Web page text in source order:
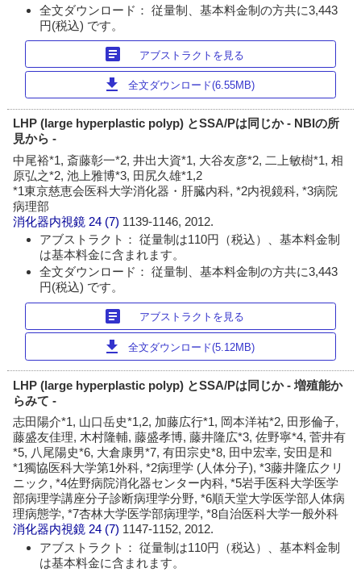
全文ダウンロード： 従量制、基本料金制の方共に3,443
円(税込) です。
article アブストラクトを見る
download 全文ダウンロード(6.55MB)
LHP (large hyperplastic polyp) とSSA/Pは同じか - NBIの所
見から -
中尾裕*1, 斎藤彰一*2, 井出大資*1, 大谷友彦*2, 二上敏樹*1, 相
原弘之*2, 池上雅博*3, 田尻久雄*1,2
*1東京慈恵会医科大学消化器・肝臓内科, *2内視鏡科, *3病院
病理部
消化器内視鏡 24 (7) 1139-1146, 2012.
アブストラクト： 従量制は110円（税込）、基本料金制
は基本料金に含まれます。
全文ダウンロード： 従量制、基本料金制の方共に3,443
円(税込) です。
article アブストラクトを見る
download 全文ダウンロード(5.12MB)
LHP (large hyperplastic polyp) とSSA/Pは同じか - 増殖能か
らみて -
志田陽介*1, 山口岳史*1,2, 加藤広行*1, 岡本洋祐*2, 田形倫子,
藤盛友佳理, 木村隆輔, 藤盛孝博, 藤井隆広*3, 佐野寧*4, 菅井有
*5, 八尾陽史*6, 大倉康男*7, 有田宗史*8, 田中宏幸, 安田是和
*1獨協医科大学第1外科, *2病理学 (人体分子), *3藤井隆広クリ
ニック, *4佐野病院消化器センター内科, *5岩手医科大学医学
部病理学講座分子診断病理学分野, *6順天堂大学医学部人体病
理病態学, *7杏林大学医学部病理学, *8自治医科大学一般外科
消化器内視鏡 24 (7) 1147-1152, 2012.
アブストラクト： 従量制は110円（税込）、基本料金制
は基本料金に含まれます。